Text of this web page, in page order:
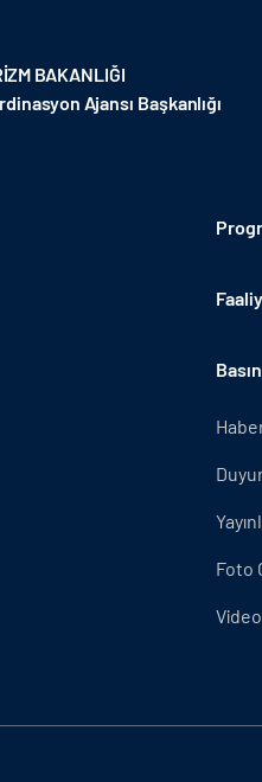
BAKANLIĞI
Ajansı Başkanlığı
Foto